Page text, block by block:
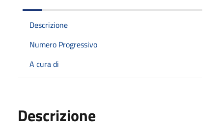
Descrizione
Numero Progressivo
A cura di
Descrizione